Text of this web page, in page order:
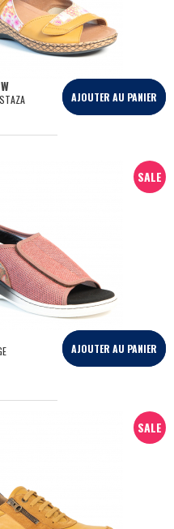
AJOUTER AU PANIER
SALE
AJOUTER AU PANIER
SALE